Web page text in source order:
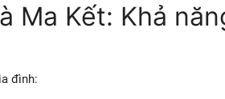
Ma Kết: Khả
đình: